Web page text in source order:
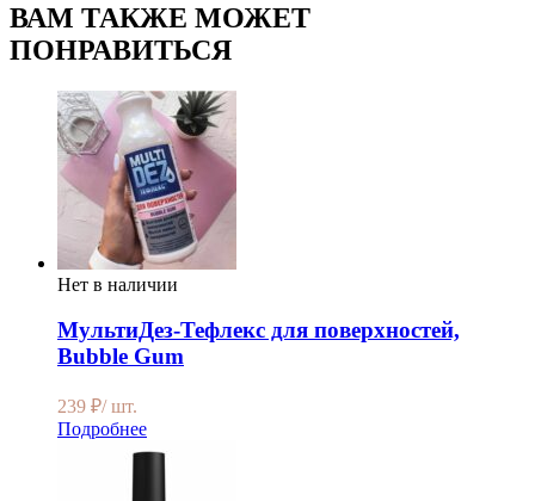
ВАМ ТАКЖЕ МОЖЕТ
ПОНРАВИТЬСЯ
Нет в наличии
МультиДез-Тефлекс для поверхностей,
Bubble Gum
239 ₽/ шт.
Подробнее